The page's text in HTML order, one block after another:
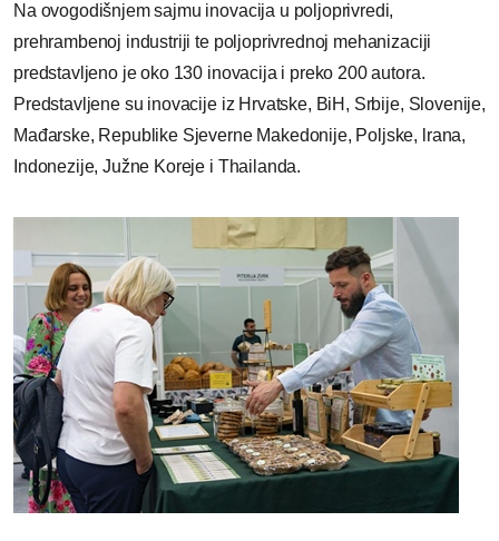
Na ovogodišnjem sajmu inovacija u poljoprivredi,
prehrambenoj industriji te poljoprivrednoj mehanizaciji
predstavljeno je oko 130 inovacija i preko 200 autora.
Predstavljene su inovacije iz Hrvatske, BiH, Srbije, Slovenije,
Mađarske, Republike Sjeverne Makedonije, Poljske, lrana,
Indonezije, Južne Koreje i Thailanda.